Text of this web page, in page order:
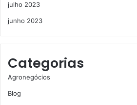
julho 2023
junho 2023
Categorias
Agronegócios
Blog